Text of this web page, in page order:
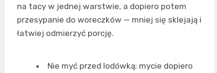
na tacy w jednej warstwie, a dopiero potem
przesypanie do woreczków — mniej się sklejają i
łatwiej odmierzyć porcję.
Nie myć przed lodówką; mycie dopiero